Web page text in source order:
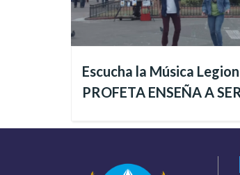
El
El día 22, las
Religión del
Escucha la Música
PROFETA ENSEÑA A